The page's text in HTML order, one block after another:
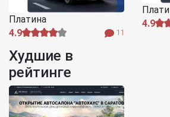
Платина
4.9
11
4.9
Худшие в
рейтинге